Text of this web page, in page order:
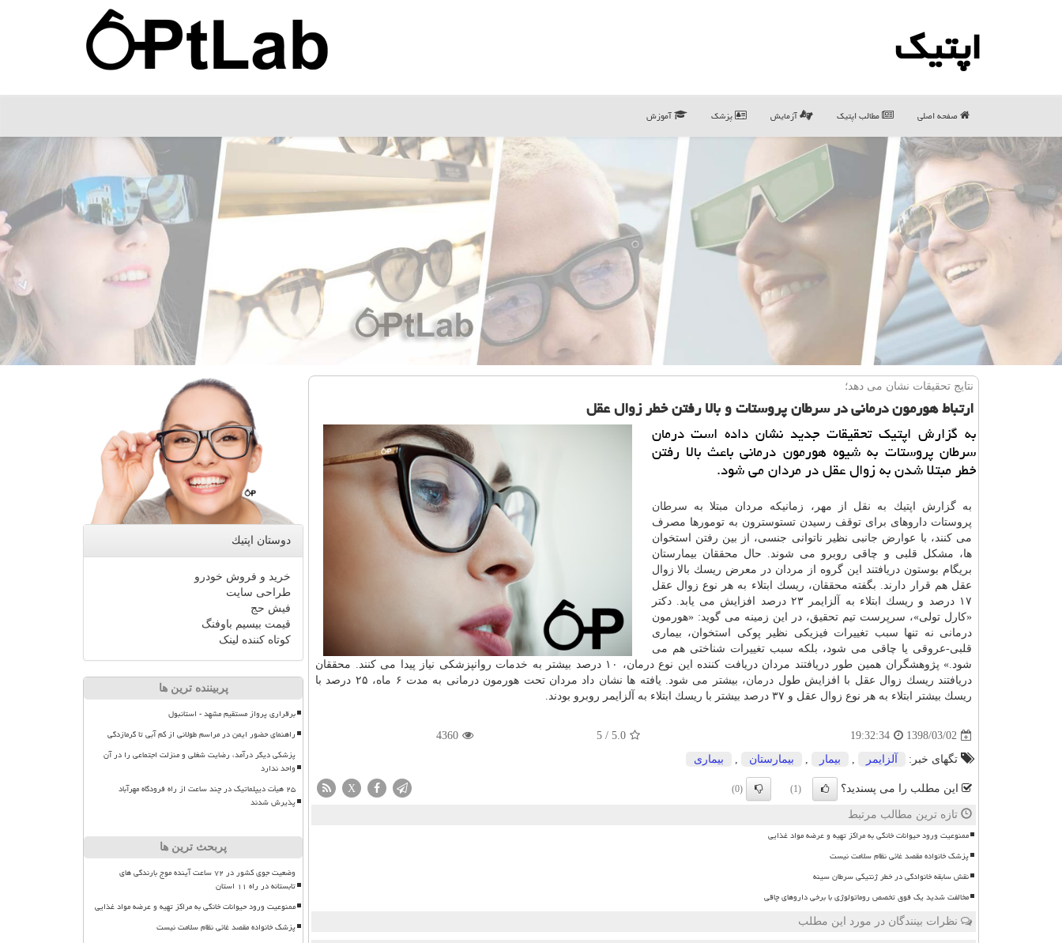
اپتیك
صفحه اصلی مطالب اپتیك آزمایش پزشک آموزش
نتایج تحقیقات نشان می دهد؛
ارتباط هورمون درمانی در سرطان پروستات و بالا رفتن خطر زوال عقل
به گزارش اپتیك تحقیقات جدید نشان داده است درمان
سرطان پروستات به شیوه هورمون درمانی باعث بالا رفتن
خطر مبتلا شدن به زوال عقل در مردان می شود.
به گزارش اپتیك به نقل از مهر، زمانیكه مردان مبتلا به سرطان
پروستات داروهای برای توقف رسیدن تستوسترون به تومورها مصرف
می كنند، با عوارض جانبی نظیر ناتوانی جنسی، از بین رفتن استخوان
ها، مشكل قلبی و چاقی روبرو می شوند. حال محققان بیمارستان
بریگام بوستون دریافتند این گروه از مردان در معرض ریسك بالا زوال
عقل هم قرار دارند. بگفته محققان، ریسك ابتلاء به هر نوع زوال عقل
۱۷ درصد و ریسك ابتلاء به آلزایمر ۲۳ درصد افزایش می یابد. دكتر
«كارل تولی»، سرپرست تیم تحقیق، در این زمینه می گوید: «هورمون
درمانی نه تنها سبب تغییرات فیزیكی نظیر پوكی استخوان، بیماری
قلبی-عروقی یا چاقی می شود، بلكه سبب تغییرات شناختی هم می
شود.» پژوهشگران همین طور دریافتند مردان دریافت كننده این نوع درمان، ۱۰ درصد بیشتر به
خدمات روانپزشكی نیاز پیدا می كنند. محققان
دریافتند ریسك زوال عقل با افزایش طول درمان
، بیشتر می شود. یافته ها نشان داد مردان تحت هورمون درمانی به مدت ۶ ماه، ۲۵ درصد با
ریسك بیشتر ابتلاء به هر نوع زوال عقل و ۳۷ درصد بیشتر با ریسك ابتلاء به آلزایمر روبرو بودند.
1398/03/02
19:32:34
5.0
/
5
4360
تگهای خبر: آلزایمر , بیمار , بیمارستان , بیماری
این مطلب را می پسندید؟ (1)
(0)
X
تازه ترین مطالب مرتبط
ممنوعیت ورود حیوانات خانگی به مراکز تهیه و عرضه مواد غذایی
پزشک خانواده مقصد غائی نظام سلامت نیست
نقش سابقه خانوادگی در خطر ژنتیکی سرطان سینه
مخالفت شدید یک فوق تخصص روماتولوژی با برخی داروهای چاقی
نظرات بینندگان در مورد این مطلب
دوستان اپتیك
خرید و فروش خودرو
طراحی سایت
فیش حج
قیمت بیسیم باوفنگ
کوتاه کننده لینک
پربیننده ترین ها
برقراری پرواز مستقیم مشهد - استانبول
راهنمای حضور ایمن در مراسم طولانی از کم آبی تا گرمازدگی
پزشکی دیگر درآمد، رضایت شغلی و منزلت اجتماعی را در آن
واحد ندارد
۲۵ هیأت دیپلماتیک در چند ساعت از راه فرودگاه مهرآباد
پذیرش شدند
پربحث ترین ها
وضعیت جوی کشور در ۷۲ ساعت آینده موج بارندگی های
تابستانه در راه ۱۱ استان
ممنوعیت ورود حیوانات خانگی به مراکز تهیه و عرضه مواد غذایی
پزشک خانواده مقصد غائی نظام سلامت نیست